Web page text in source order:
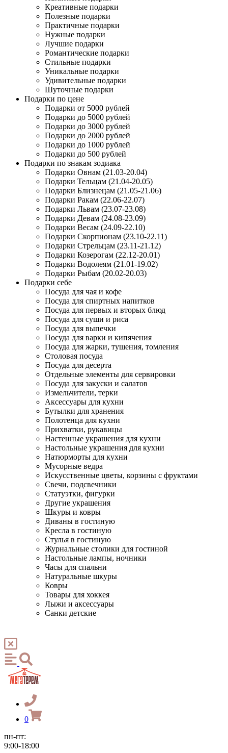
Креативные подарки
Полезные подарки
Практичные подарки
Нужные подарки
Лучшие подарки
Романтические подарки
Стильные подарки
Уникальные подарки
Удивительные подарки
Шуточные подарки
Подарки по цене
Подарки от 5000 рублей
Подарки до 5000 рублей
Подарки до 3000 рублей
Подарки до 2000 рублей
Подарки до 1000 рублей
Подарки до 500 рублей
Подарки по знакам зодиака
Подарки Овнам (21.03-20.04)
Подарки Тельцам (21.04-20.05)
Подарки Близнецам (21.05-21.06)
Подарки Ракам (22.06-22.07)
Подарки Львам (23.07-23.08)
Подарки Девам (24.08-23.09)
Подарки Весам (24.09-22.10)
Подарки Скорпионам (23.10-22.11)
Подарки Стрельцам (23.11-21.12)
Подарки Козерогам (22.12-20.01)
Подарки Водолеям (21.01-19.02)
Подарки Рыбам (20.02-20.03)
Подарки себе
Посуда для чая и кофе
Посуда для спиртных напитков
Посуда для первых и вторых блюд
Посуда для суши и риса
Посуда для выпечки
Посуда для варки и кипячения
Посуда для жарки, тушения, томления
Столовая посуда
Посуда для десерта
Отдельные элементы для сервировки
Посуда для закуски и салатов
Измельчители, терки
Аксессуары для кухни
Бутылки для хранения
Полотенца для кухни
Прихватки, рукавицы
Настенные украшения для кухни
Настольные украшения для кухни
Натюрморты для кухни
Мусорные ведра
Искусственные цветы, корзины с фруктами
Свечи, подсвечники
Статуэтки, фигурки
Другие украшения
Шкуры и ковры
Диваны в гостиную
Кресла в гостиную
Стулья в гостиную
Журнальные столики для гостиной
Настольные лампы, ночники
Часы для спальни
Натуральные шкуры
Ковры
Товары для хоккея
Лыжи и аксессуары
Санки детские
0
пн-пт:
9:00-18:00